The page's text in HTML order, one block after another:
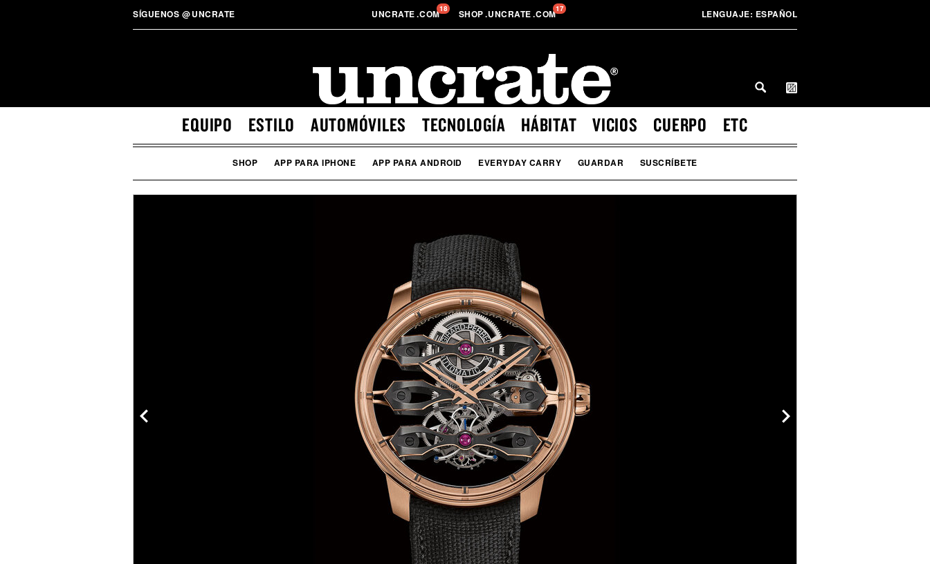
SÍGUENOS @UNCRATE UNCRATE.COM18 SHOP.UNCRATE.COM17 LENGUAJE: ESPAÑOL
EQUIPO ESTILO AUTOMÓVILES TECNOLOGÍA HÁBITAT VICIOS CUERPO ETC
SHOP APP PARA IPHONE APP PARA ANDROID EVERYDAY CARRY GUARDAR SUSCRÍBETE